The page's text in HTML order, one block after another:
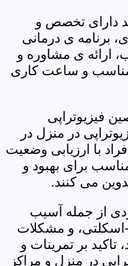
دارای تخصص و
برنامه ی درمانی
ی مشاوره و
مناسب و ساعت کاری
فیزیوتراپی
در منزل در
با ارزیابی وضعیت
برای بهبود و
می کنند.
از جمله آسیب
و مشکلات
بر تمرینات و
در منزل و مراکز